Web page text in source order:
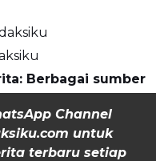
Berbagai sumber
Channel
untuk
terbaru setiap